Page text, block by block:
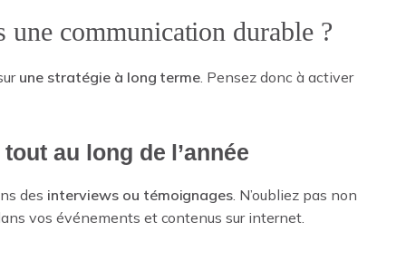
une communication durable ?
une stratégie à long terme . Pensez donc à activer
au long de l’année
des interviews ou témoignages . N’oubliez pas non
vos événements et contenus sur internet.